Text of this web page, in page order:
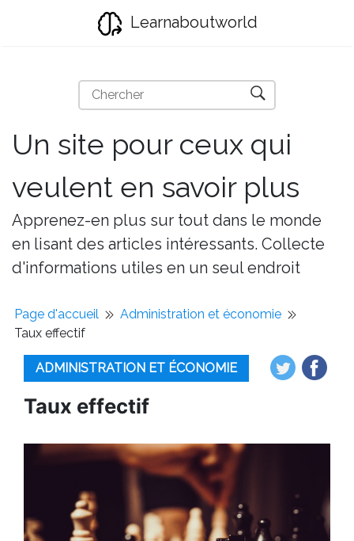
Learnaboutworld
Un site pour ceux qui
veulent en savoir plus
Apprenez-en plus sur tout dans le monde
en lisant des articles intéressants. Collecte
d'informations utiles en un seul endroit
Page d'accueil
Administration et économie
Taux effectif
ADMINISTRATION ET ÉCONOMIE
Taux effectif